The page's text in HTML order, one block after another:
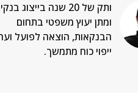
ותק של 20 שנה בייצוג
ומתן יעוץ משפטי בתחום
הבנקאות, הוצאה לפועל
ייפוי כוח מתמשך.